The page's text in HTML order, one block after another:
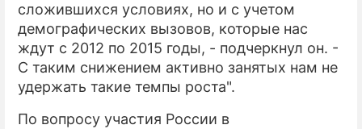
сложившихся условиях, но и с учетом
демографических вызовов, которые нас
ждут с 2012 по 2015 годы, - подчеркнул он. -
С таким снижением активно занятых нам не
удержать такие темпы роста".
По вопросу участия России в